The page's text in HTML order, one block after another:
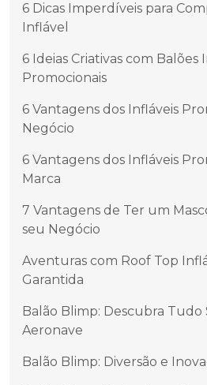
6 Dicas Imperdíveis para
Inflável
6 Ideias Criativas com Balões
Promocionais
6 Vantagens dos Infláveis
Negócio
6 Vantagens dos Infláveis
Marca
7 Vantagens de Ter um
seu Negócio
Aventuras com Roof Top
Garantida
Balão Blimp: Descubra Tudo
Aeronave
Balão Blimp: Diversão e